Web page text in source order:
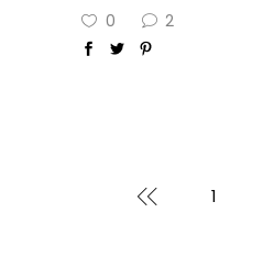
0 2
1